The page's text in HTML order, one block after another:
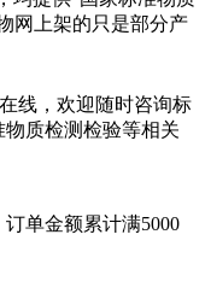
网上架的只是部分产
线，欢迎随时咨询标
质检测检验等相关
单金额累计满5000